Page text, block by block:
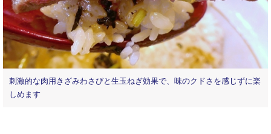
刺激的な肉用きざみわさびと生玉ねぎ効果で、味のクドさを感じずに楽
しめます